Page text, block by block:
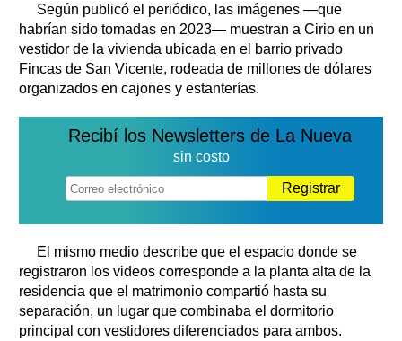
Según publicó el periódico, las imágenes —que
habrían sido tomadas en 2023— muestran a Cirio en un
vestidor de la vivienda ubicada en el barrio privado
Fincas de San Vicente, rodeada de millones de dólares
organizados en cajones y estanterías.
Recibí los Newsletters de La Nueva
sin costo
Registrar
El mismo medio describe que el espacio donde se
registraron los videos corresponde a la planta alta de la
residencia que el matrimonio compartió hasta su
separación, un lugar que combinaba el dormitorio
principal con vestidores diferenciados para ambos.